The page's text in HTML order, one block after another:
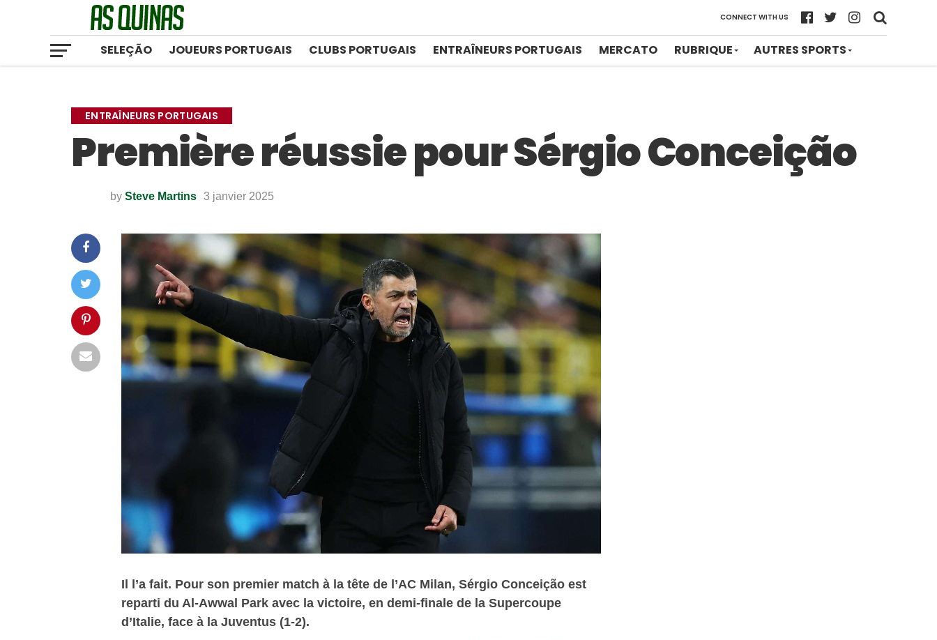
CONNECT WITH US
SELEÇÃO JOUEURS PORTUGAIS CLUBS PORTUGAIS ENTRAÎNEURS PORTUGAIS MERCATO RUBRIQUE AUTRES SPORTS
ENTRAÎNEURS PORTUGAIS
Première réussie pour Sérgio Conceição
by Steve Martins 3 janvier 2025
Il l’a fait. Pour son premier match à la tête de l’AC Milan, Sérgio Conceição est
reparti du Al-Awwal Park avec la victoire, en demi-finale de la Supercoupe
d’Italie, face à la Juventus (1-2).